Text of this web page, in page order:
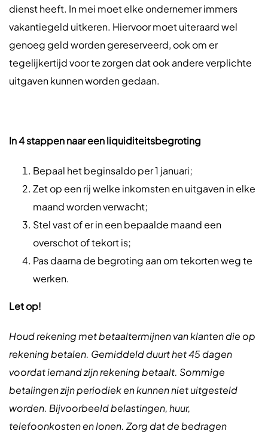
dienst heeft. In mei moet elke ondernemer immers
vakantiegeld uitkeren. Hiervoor moet uiteraard wel
genoeg geld worden gereserveerd, ook om er
tegelijkertijd voor te zorgen dat ook andere verplichte
uitgaven kunnen worden gedaan.
In 4 stappen naar een liquiditeitsbegroting
Bepaal het beginsaldo per 1 januari;
Zet op een rij welke inkomsten en uitgaven in elke
maand worden verwacht;
Stel vast of er in een bepaalde maand een
overschot of tekort is;
Pas daarna de begroting aan om tekorten weg te
werken.
Let op!
Houd rekening met betaaltermijnen van klanten die op
rekening betalen. Gemiddeld duurt het 45 dagen
voordat iemand zijn rekening betaalt. Sommige
betalingen zijn periodiek en kunnen niet uitgesteld
worden. Bijvoorbeeld belastingen, huur,
telefoonkosten en lonen. Zorg dat de bedragen